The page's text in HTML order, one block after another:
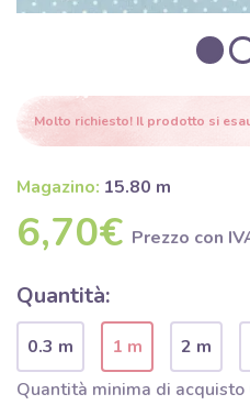
Molto richiesto! Il prodotto si
Magazino: 15.80 m
6,70€ Prezzo con
Quantità:
0.3 m 1 m
2 m
Quantità minima di acquisto